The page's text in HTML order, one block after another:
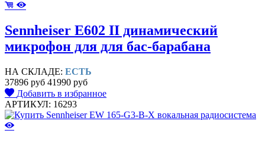
Sennheiser E602 II динамический
микрофон для для бас-барабана
НА СКЛАДЕ: ЕСТЬ
37896 руб 41990 руб
Добавить в избранное
АРТИКУЛ: 16293